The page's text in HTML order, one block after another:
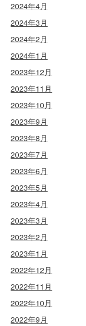
2024年4月
2024年3月
2024年2月
2024年1月
2023年12月
2023年11月
2023年10月
2023年9月
2023年8月
2023年7月
2023年6月
2023年5月
2023年4月
2023年3月
2023年2月
2023年1月
2022年12月
2022年11月
2022年10月
2022年9月